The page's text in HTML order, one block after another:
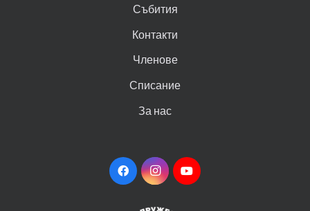
Събития
Контакти
Членове
Списание
За нас